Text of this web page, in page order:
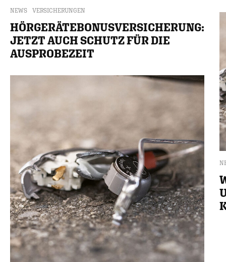
NEWS VERSICHERUNGEN
HÖRGERÄTEBONUSVERSICHERUNG:
JETZT AUCH SCHUTZ FÜR DIE
AUSPROBEZEIT